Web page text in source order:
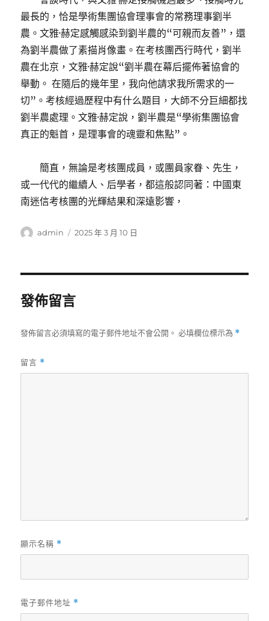
最長的，恰是學術集團協會理事會的常務理事劉半
農。文雅·赫定感觸感染到劉半農的“可親而友善”，還
為劉半農做了素描肖像畫。在考核團西行時代，劉半
農在北京，文雅·赫定說“劉半農在幕后擺佈著協會的
舉動。 在隨后的幾年里，我向他請求我所需求的一
切”。考核經過歷程中有什么題目，大師不分巨細都找
劉半農處理。文雅·赫定說，劉半農是“學術集團協會
真正的魁首，是理事會的魂靈和焦點”。
簡直，無論是考核團成員，或團員家眷、先生，
或一代代的繼續人、后學者，都這般認同著：中國東
南迷信考核團的光輝結果和深遠影響，
作
admin
發
2025 年 3 月 10 日
發佈留言
發佈留言必須填寫的電子郵件地址不會公開。 必填欄位標示為 *
留言 *
顯示名稱 *
電子郵件地址 *